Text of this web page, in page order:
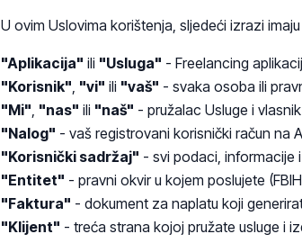
U ovim Uslovima korištenja, sljedeći izrazi
"Aplikacija" ili "Usluga" - Freelancing
"Korisnik", "vi" ili "vaš" - svaka osoba ili
"Mi", "nas" ili "naš" - pružalac Usluge i
"Nalog" - vaš registrovani korisnički račun na
"Korisnički sadržaj" - svi podaci, informacije
"Entitet" - pravni okvir u kojem poslujete
"Faktura" - dokument za naplatu koji
"Klijent" - treća strana kojoj pružate usluge i